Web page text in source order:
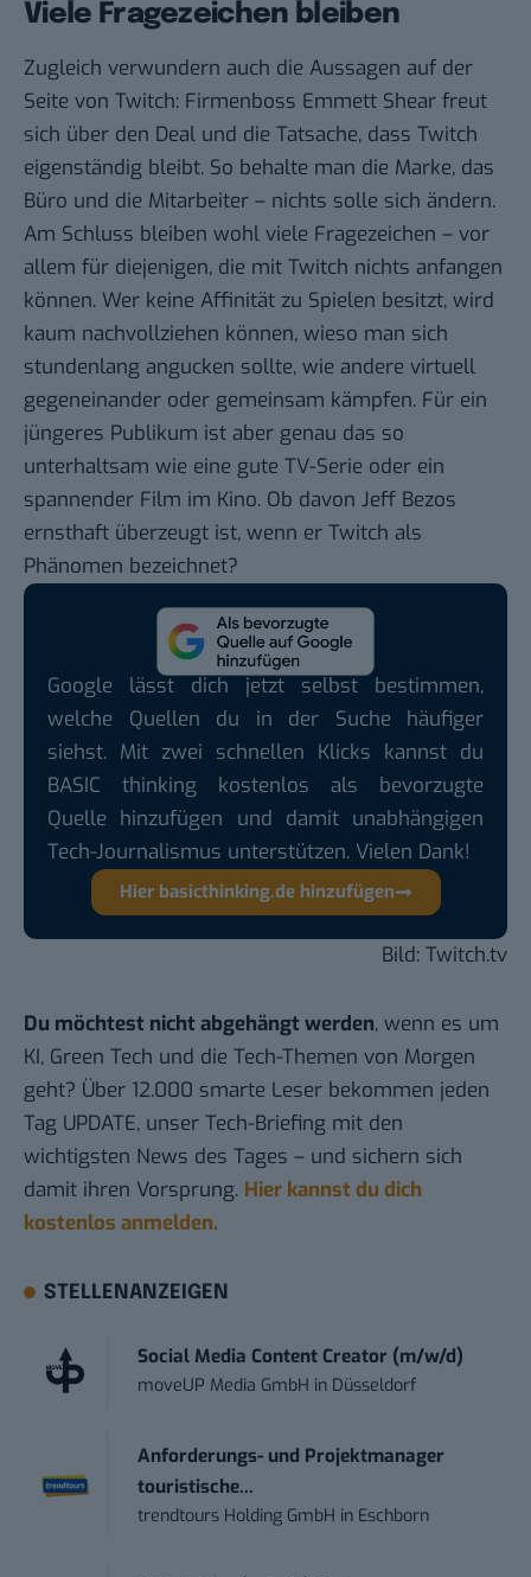
Viele Fragezeichen bleiben
Zugleich verwundern auch die Aussagen auf der
Seite von Twitch: Firmenboss Emmett Shear freut
sich über den Deal und die Tatsache, dass Twitch
eigenständig bleibt. So behalte man die Marke, das
Büro und die Mitarbeiter – nichts solle sich ändern.
Am Schluss bleiben wohl viele Fragezeichen – vor
allem für diejenigen, die mit Twitch nichts anfangen
können. Wer keine Affinität zu Spielen besitzt, wird
kaum nachvollziehen können, wieso man sich
stundenlang angucken sollte, wie andere virtuell
gegeneinander oder gemeinsam kämpfen. Für ein
jüngeres Publikum ist aber genau das so
unterhaltsam wie eine gute TV-Serie oder ein
spannender Film im Kino. Ob davon Jeff Bezos
ernsthaft überzeugt ist, wenn er Twitch als
Phänomen bezeichnet?
Google lässt dich jetzt selbst bestimmen,
welche Quellen du in der Suche häufiger
siehst. Mit zwei schnellen Klicks kannst du
BASIC thinking kostenlos als bevorzugte
Quelle hinzufügen und damit unabhängigen
Tech-Journalismus unterstützen. Vielen Dank!
Hier basicthinking.de hinzufügen
Bild: Twitch.tv
Du möchtest nicht abgehängt werden, wenn es um
KI, Green Tech und die Tech-Themen von Morgen
geht? Über 12.000 smarte Leser bekommen jeden
Tag UPDATE, unser Tech-Briefing mit den
wichtigsten News des Tages – und sichern sich
damit ihren Vorsprung. Hier kannst du dich
kostenlos anmelden.
STELLENANZEIGEN
Social Media Content Creator (m/w/d)
moveUP Media GmbH in Düsseldorf
Anforderungs- und Projektmanager
touristische...
trendtours Holding GmbH in Eschborn